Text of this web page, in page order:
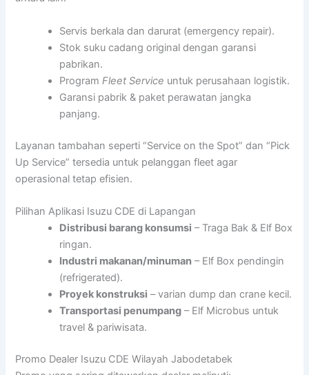
Servis berkala dan darurat (emergency repair).
Stok suku cadang original dengan garansi
pabrikan.
ProgramFleet Service untuk perusahaan logistik.
Garansi pabrik & paket perawatan jangka
panjang.
Layanan tambahan seperti “Service on the Spot” dan “Pick
Up Service” tersedia untuk pelanggan fleet agar
operasional tetap efisien.
Pilihan Aplikasi Isuzu CDE di Lapangan
Distribusi barang konsumsi – Traga Bak & Elf Box
ringan.
Industri makanan/minuman – Elf Box pendingin
(refrigerated).
Proyek konstruksi – varian dump dan crane kecil.
Transportasi penumpang – Elf Microbus untuk
travel & pariwisata.
Promo Dealer Isuzu CDE Wilayah Jabodetabek